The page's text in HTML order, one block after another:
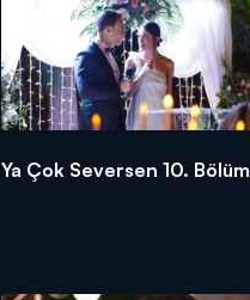
Ya Çok Seversen 10. Bölüm